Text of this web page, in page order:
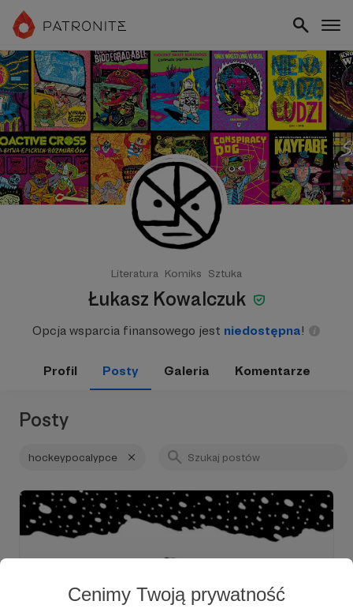
Cenimy Twoją prywatność
Literatura Komiks Sztuka
Łukasz Kowalczuk
Opcja wsparcia finansowego jest niedostępna!
Profil Posty Galeria Komentarze
Posty
hockeypocalypce